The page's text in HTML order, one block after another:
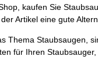
kaufen Sie
Artikel eine gute
Thema Staubsaugen,
für Ihren